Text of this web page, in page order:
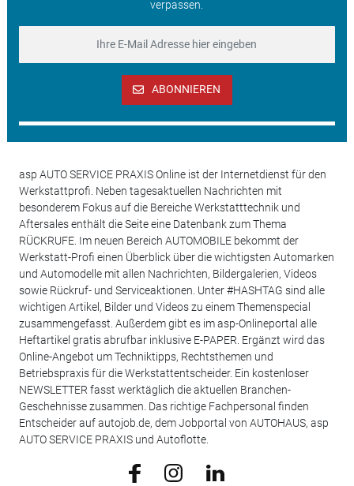
verpassen.
ABONNIEREN
asp AUTO SERVICE PRAXIS Online ist der Internetdienst für den
Werkstattprofi. Neben tagesaktuellen Nachrichten mit
besonderem Fokus auf die Bereiche Werkstatttechnik und
Aftersales enthält die Seite eine Datenbank zum Thema
RÜCKRUFE. Im neuen Bereich AUTOMOBILE bekommt der
Werkstatt-Profi einen Überblick über die wichtigsten Automarken
und Automodelle mit allen Nachrichten, Bildergalerien, Videos
sowie Rückruf- und Serviceaktionen. Unter #HASHTAG sind alle
wichtigen Artikel, Bilder und Videos zu einem Themenspecial
zusammengefasst. Außerdem gibt es im asp-Onlineportal alle
Heftartikel gratis abrufbar inklusive E-PAPER. Ergänzt wird das
Online-Angebot um Techniktipps, Rechtsthemen und
Betriebspraxis für die Werkstattentscheider. Ein kostenloser
NEWSLETTER fasst werktäglich die aktuellen Branchen-
Geschehnisse zusammen. Das richtige Fachpersonal finden
Entscheider auf autojob.de, dem Jobportal von AUTOHAUS, asp
AUTO SERVICE PRAXIS und Autoflotte.